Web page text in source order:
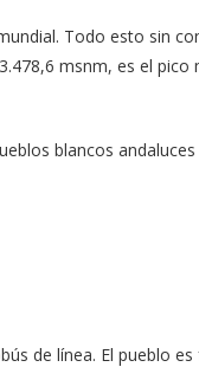
Todo esto sin
msnm, es el pico
blancos
de línea. El pueblo